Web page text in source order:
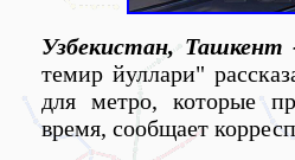
Узбекистан,
темир йуллари"
для метро, которые
время, сообщает